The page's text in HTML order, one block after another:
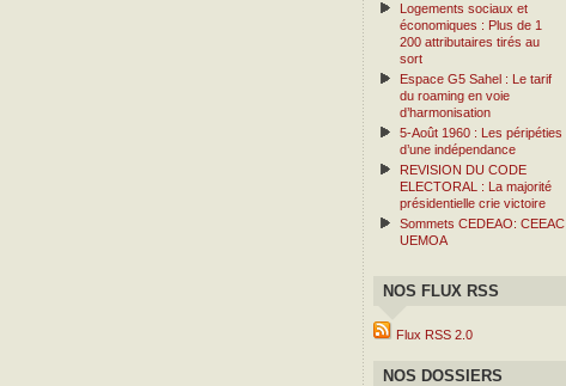
Logements sociaux et
économiques : Plus de 1
200 attributaires tirés au
sort
Espace G5 Sahel : Le tarif
du roaming en voie
d’harmonisation
5-Août 1960 : Les péripéties
d’une indépendance
REVISION DU CODE
ELECTORAL : La majorité
présidentielle crie victoire
Sommets CEDEAO: CEEAC
UEMOA
NOS FLUX RSS
Flux RSS 2.0
NOS DOSSIERS